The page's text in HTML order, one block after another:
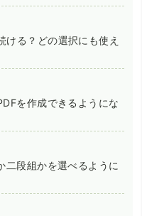
ける？どの選択にも使え
を作成できるようにな
二段組かを選べるように